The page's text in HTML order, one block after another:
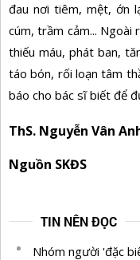
đau nơi tiêm, mệt, ớn
cúm, trầm cảm... Ngoài
thiếu máu, phát ban,
táo bón, rối loạn tâm
báo cho bác sĩ biết để
ThS. Nguyễn Vân
Nguồn SKĐS
TIN NÊN ĐỌC
Nhóm người 'đặc